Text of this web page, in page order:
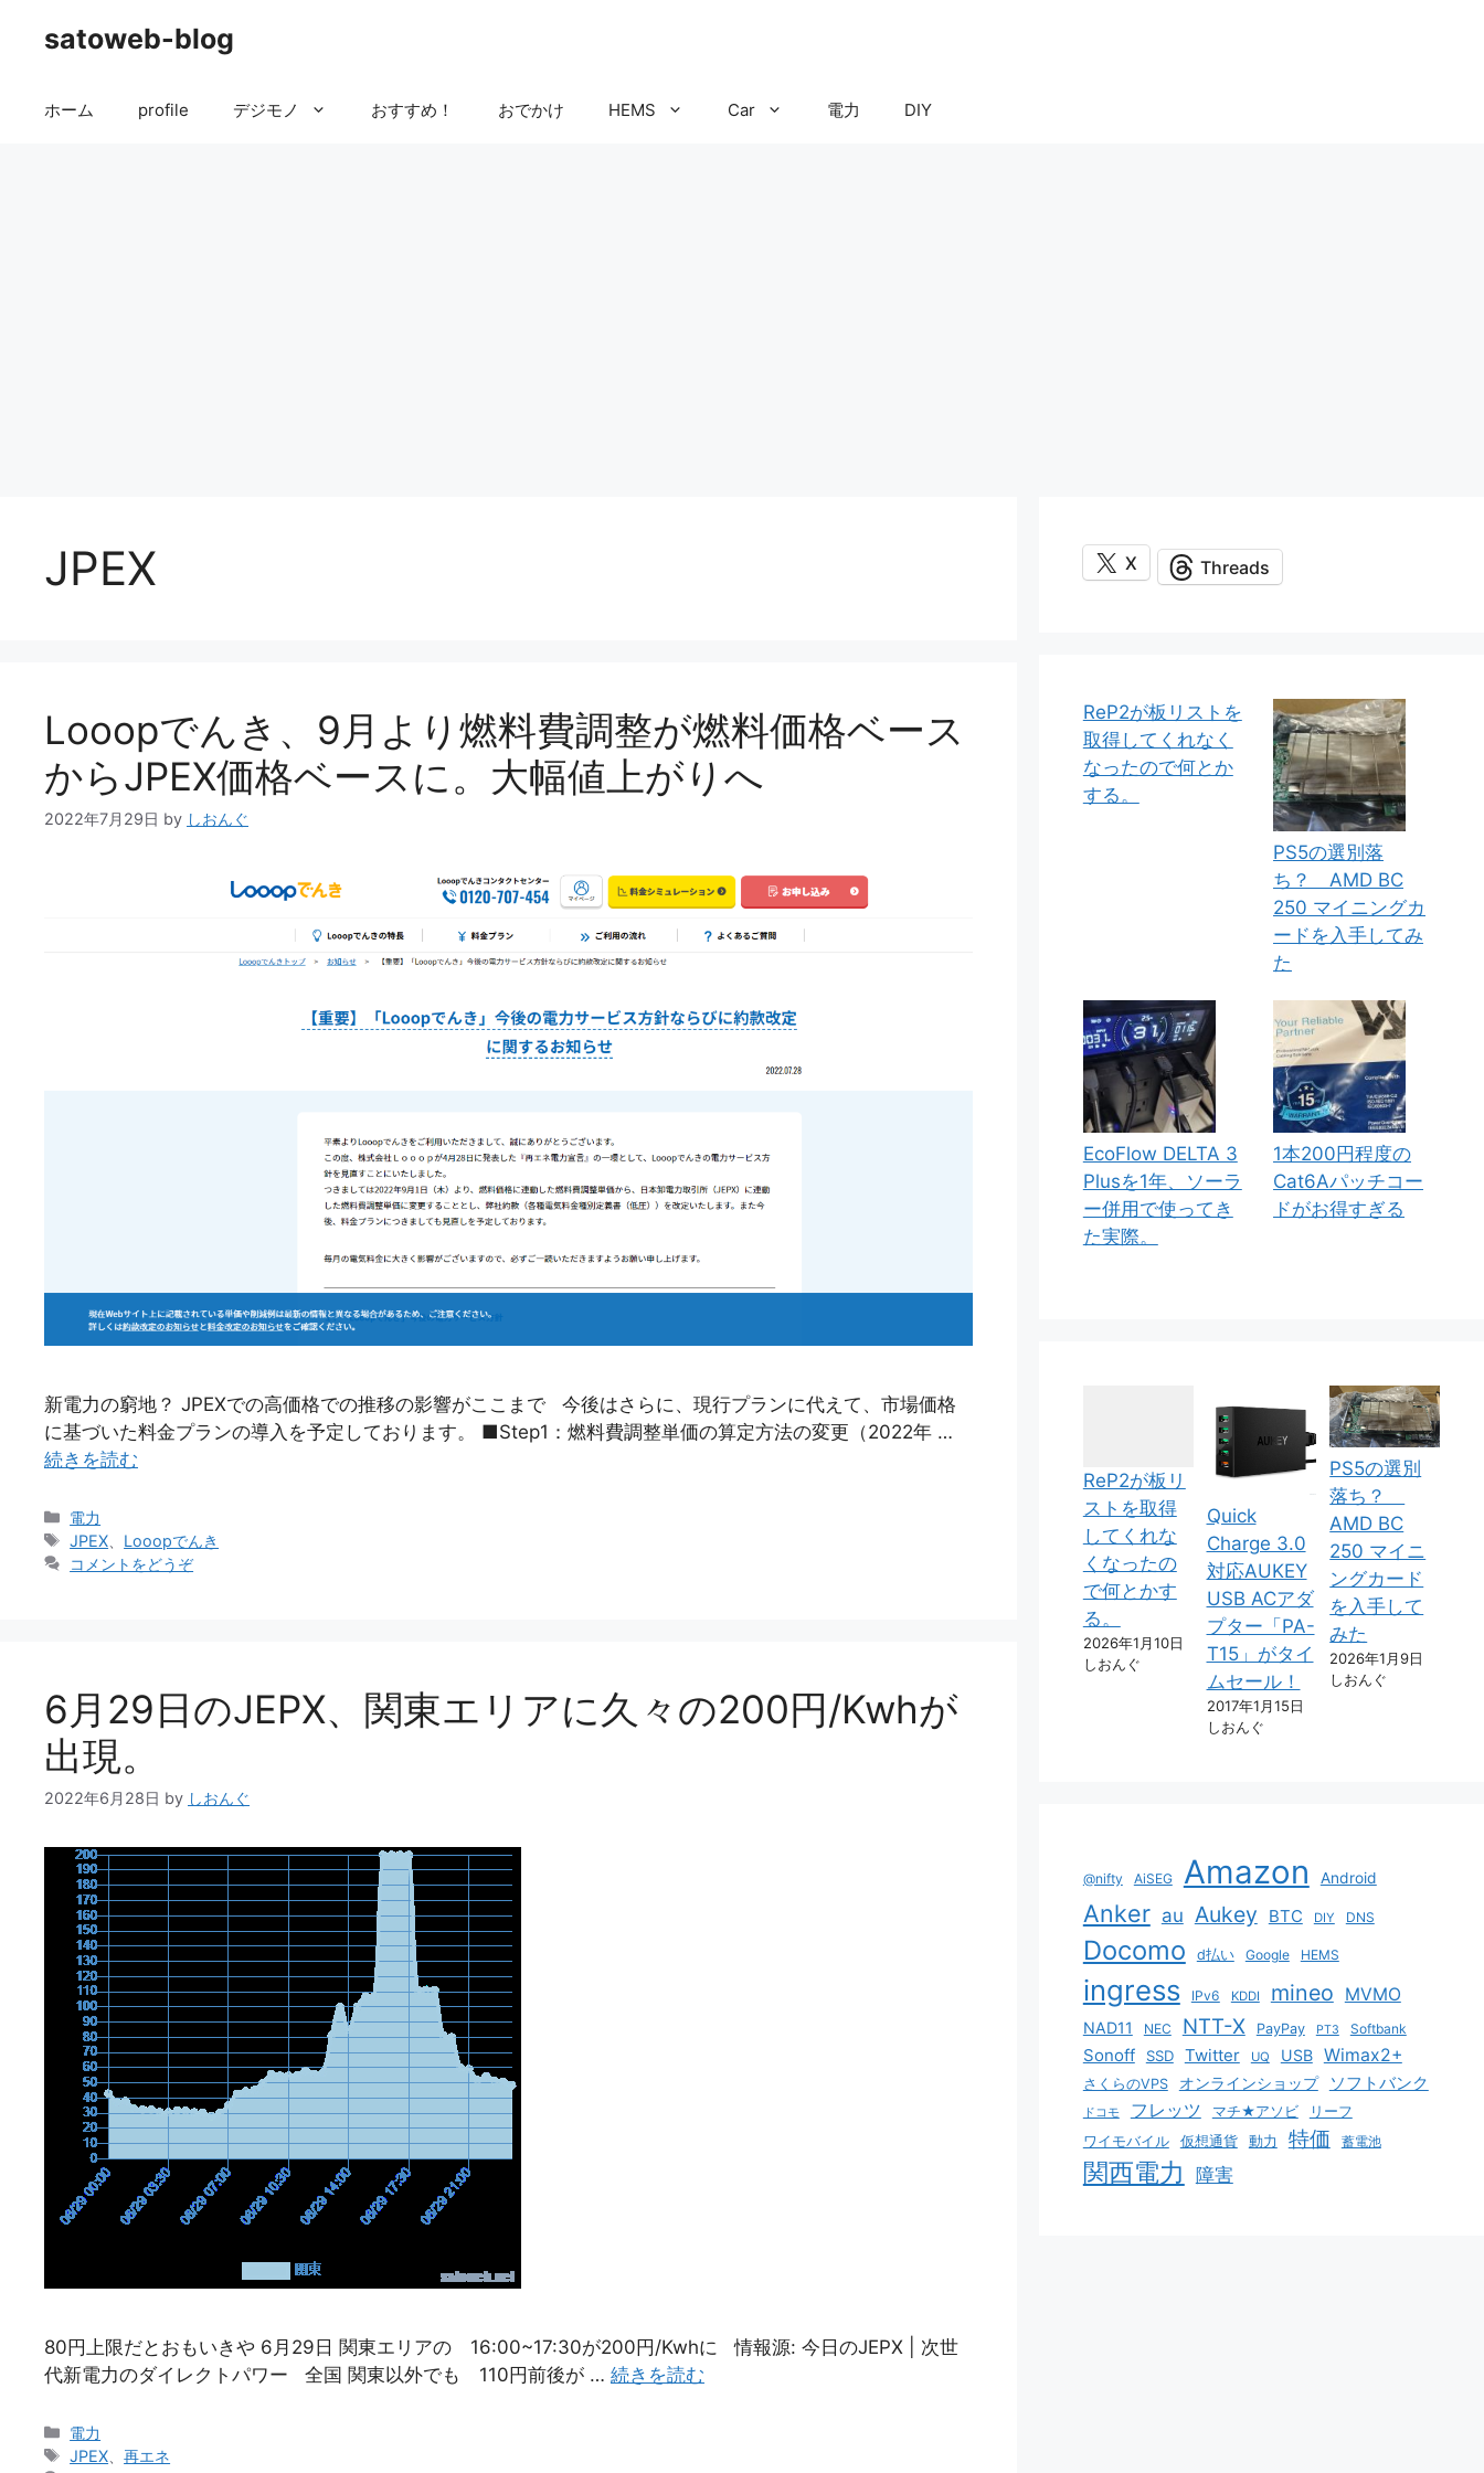
satoweb-blog
ホーム profile デジモノ おすすめ！ おでかけ HEMS Car 電力 DIY
JPEX
Looopでんき、9月より燃料費調整が燃料価格ベース
からJPEX価格ベースに。大幅値上がりへ
2022年7月29日 by しおんぐ
新電力の窮地？ JPEXでの高価格での推移の影響がここまで 今後はさらに、現行プランに代えて、市場価格
に基づいた料金プランの導入を予定しております。 ■Step1：燃料費調整単価の算定方法の変更（2022年 …
続きを読む
カ
テ
ゴ
電力
タ
グ
JPEX
Looopでんき
コメントをどうぞ
6月29日のJEPX、関東エリアに久々の200円/Kwhが
出現。
2022年6月28日 by しおんぐ
80円上限だとおもいきや 6月29日 関東エリアの 16:00~17:30が200円/Kwhに 情報源: 今日のJEPX | 次世
代新電力のダイレクトパワー 全国 関東以外でも 110円前後が … 続きを読む
カ
テ
電力
タ
JPEX 、再エネ
X Threads
ReP2が板リストを
取得してくれなく
なったので何とか
する。
PS5の選別落
ち？ AMD BC
250 マイニングカ
ードを入手してみ
た
EcoFlow DELTA 3
Plusを1年、ソーラ
ー併用で使ってき
た実際。
1本200円程度の
Cat6Aパッチコー
ドがお得すぎる
ReP2が板リ
ストを取得
してくれな
くなったの
で何とかす
る。
2026年1月10日
しおんぐ
Quick
Charge 3.0
対応AUKEY
USB ACアダ
プター「PA-
T15」がタイ
ムセール！
2017年1月15日
しおんぐ
PS5の選別
落ち？
AMD BC
250 マイニ
ングカード
を入手して
みた
2026年1月9日
しおんぐ
@nifty AiSEG Amazon Android
Anker au Aukey BTC DIY DNS
Docomo d払い Google HEMS
ingress IPv6 KDDI mineo MVMO
NAD11 NEC NTT-X PayPay PT3 Softbank
Sonoff SSD Twitter UQ USB Wimax2+
さくらのVPS オンラインショップ ソフトバンク
ドコモ フレッツ マチ★アソビ
リーフ
ワイモバイル
仮想通貨 動力 特価 蓄電池
関西電力 障害